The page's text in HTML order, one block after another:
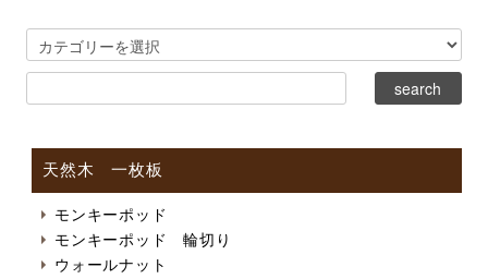
天然木 一枚板
モンキーポッド
モンキーポッド 輪切り
ウォールナット